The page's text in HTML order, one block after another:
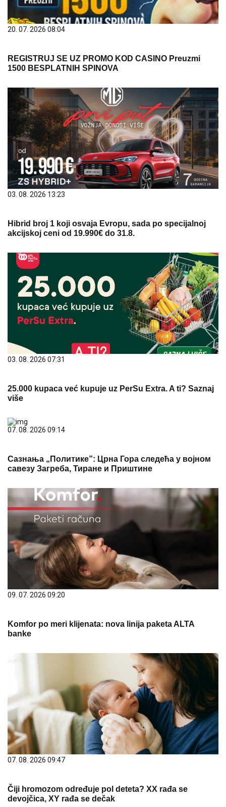
20. 07. 2026 08:04
REGISTRUJ SE UZ PROMO KOD CASINO Preuzmi
1500 BESPLATNIH SPINOVA
03. 08. 2026 13:23
Hibrid broj 1 koji osvaja Evropu, sada po specijalnoj
akcijskoj ceni od 19.990€ do 31.8.
03. 08. 2026 07:31
25.000 kupaca već kupuje uz PerSu Extra. A ti? Saznaj
više
07. 08. 2026 09:14
Сазнања „Политике”: Црна Гора следећа у војном
савезу Загреба, Тиране и Приштине
09. 07. 2026 09:20
Komfor po meri klijenata: nova linija paketa ALTA
banke
07. 08. 2026 09:47
Čiji hromozom određuje pol deteta? XX rađa se
devojčica, XY rađa se dečak